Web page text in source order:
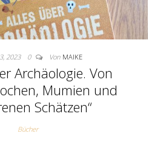
2023 0 Von MAIKE
Archäologie. Von
Mumien und
Schätzen“
Bücher